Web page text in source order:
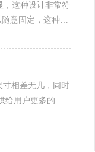
，这种设计非常符
意固定，这种设
寸相差无几，同时
给用户更多的选